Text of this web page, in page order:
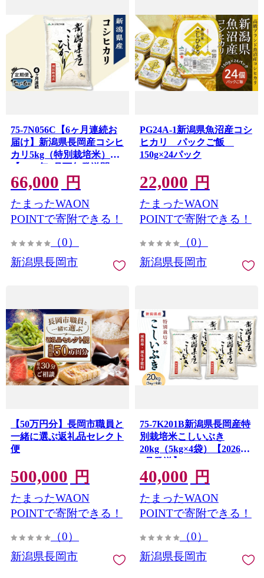
75-7N056C【6ヶ月連続お
届け】新潟県長岡産コシヒ
カリ5kg（特別栽培米）
【2026年8月下旬発送開
始】
66,000 円
たまったWAON
POINTで寄附できる！
（0）
新潟県長岡市
PG24A-1新潟県魚沼産コシ
ヒカリ パックご飯
150g×24パック
22,000 円
たまったWAON
POINTで寄附できる！
（0）
新潟県長岡市
【50万円分】長岡市職員と
一緒に選ぶ返礼品セレクト
便
500,000 円
たまったWAON
POINTで寄附できる！
（0）
新潟県長岡市
75-7K201B新潟県長岡産特
別栽培米こしいぶき
20kg（5kg×4袋）【2026年
8月発送】
40,000 円
たまったWAON
POINTで寄附できる！
（0）
新潟県長岡市